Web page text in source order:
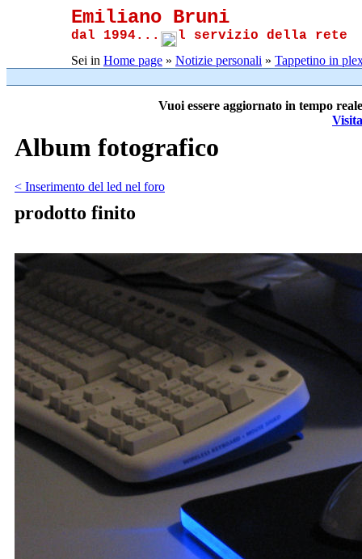
Emiliano Bruni
dal 1994... l servizio della rete
Sei in Home page » Notizie personali » Tappetino in
Vuoi essere aggiornato in tempo
Album fotografico
< Inserimento del led nel foro
prodotto finito